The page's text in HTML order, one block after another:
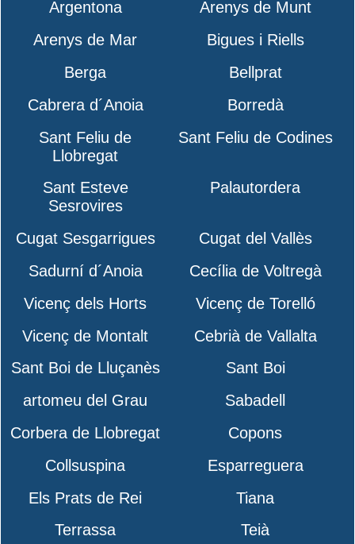
Argentona
Arenys de Munt
Arenys de Mar
Bigues i Riells
Berga
Bellprat
Cabrera d´Anoia
Borredà
Sant Feliu de
Llobregat
Sant Feliu de Codines
Sant Esteve
Sesrovires
Palautordera
Cugat Sesgarrigues
Cugat del Vallès
Sadurní d´Anoia
Cecília de Voltregà
Vicenç dels Horts
Vicenç de Torelló
Vicenç de Montalt
Cebrià de Vallalta
Sant Boi de Lluçanès
Sant Boi
artomeu del Grau
Sabadell
Corbera de Llobregat
Copons
Collsuspina
Esparreguera
Els Prats de Rei
Tiana
Terrassa
Teià